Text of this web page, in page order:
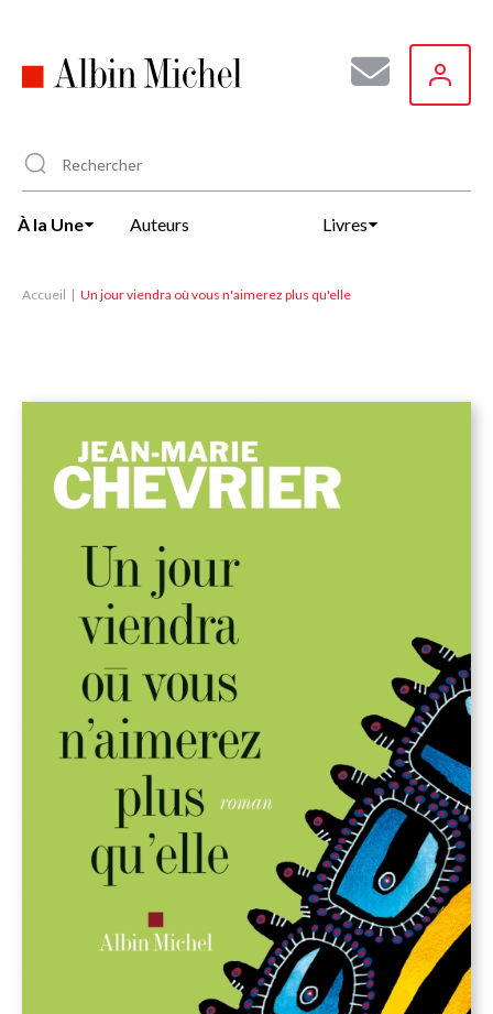
principal
À la Une Auteurs Livres
Accueil Un jour viendra où vous n'aimerez plus qu'elle